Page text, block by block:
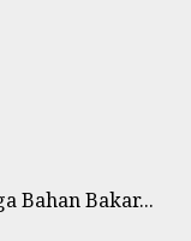
Bahan Bakar...